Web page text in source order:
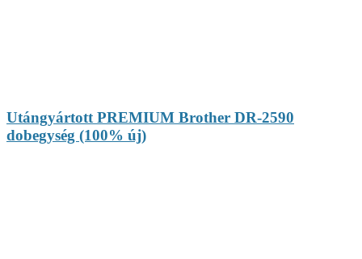
Utángyártott PREMIUM Brother DR-2590
dobegység (100% új)